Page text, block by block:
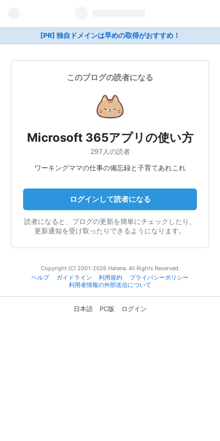
[PR] 独自ドメインは早めの取得がおすすめ！
このブログの読者になる
Microsoft 365アプリの使い方
297人の読者
ワーキングママの仕事の備忘録と子育てあれこれ
ログインして読者になる
読者になると、ブログの更新を簡単にチェックしたり、
更新通知を受け取ったりできるようになります。
Copyright (C) 2001-2026 Hatena. All Rights Reserved.
ヘルプ
ガイドライン 利用規約
プライバシーポリシー
利用者情報の外部送信について
日本語 PC版 ログイン